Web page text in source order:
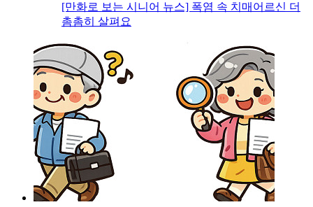
[만화로 보는 시니어 뉴스] 폭염 속 치매어르신 더
촘촘히 살펴요